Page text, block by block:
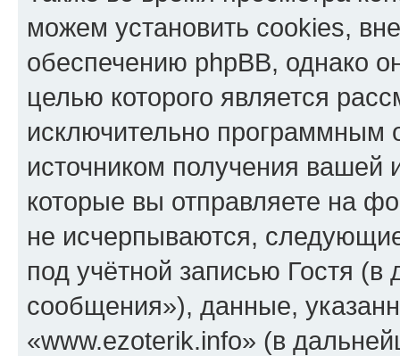
можем установить cookies,
обеспечению phpBB, однако
целью которого является
исключительно программным
источником получения
которые вы отправляете на
не исчерпываются,
под учётной записью Гостя
сообщения»), данные,
«www.ezoterik.info» (в